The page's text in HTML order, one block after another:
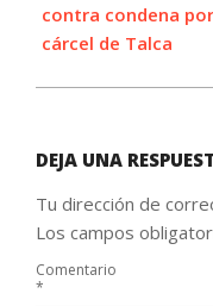
contra condena
cárcel de Talca
DEJA UNA
Tu dirección de
Los campos
Comentario
*